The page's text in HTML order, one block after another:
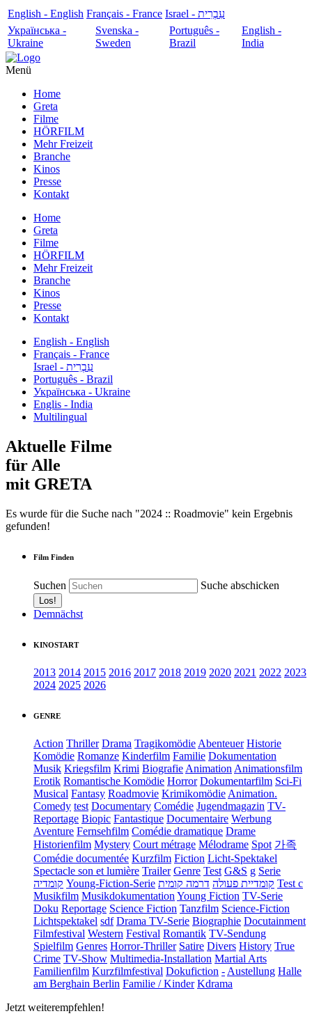
English - English Français - France
עִבְרִית - Israel
Українська -
Ukraine
Svenska -
Sweden
Português -
Brazil
English -
India
Menü
Home
Greta
Filme
HÖRFILM
Mehr Freizeit
Branche
Kinos
Presse
Kontakt
Home
Greta
Filme
HÖRFILM
Mehr Freizeit
Branche
Kinos
Presse
Kontakt
English - English
Français - France
עִבְרִית - Israel
Português - Brazil
Українська - Ukraine
Englis - India
Multilingual
Aktuelle Filme
für Alle
mit GRETA
Es wurde für die Suche nach "2024 :: Roadmovie" kein Ergebnis
gefunden!
Film Finden
Suchen Suche abschicken
Demnächst
KINOSTART
2013 2014 2015 2016 2017 2018 2019 2020 2021 2022 2023
2024 2025 2026
GENRE
Action Thriller Drama Tragikomödie Abenteuer Historie
Komödie Romanze Kinderfilm Familie Dokumentation
Musik Kriegsfilm Krimi Biografie Animation Animationsfilm
Erotik Romantische Komödie Horror Dokumentarfilm Sci-Fi
Musical Fantasy Roadmovie Krimikomödie Animation.
Comedy test Documentary Comédie Jugendmagazin TV-
Reportage Biopic Fantastique Documentaire Werbung
Aventure Fernsehfilm Comédie dramatique Drame
Historienfilm Mystery Court métrage Mélodrame Spot 가족
Comédie documentée Kurzfilm Fiction Licht-Spektakel
Spectacle son et lumière Trailer Genre Test G&S g Serie
קומדיה Young-Fiction-Serie קומדיית פעולה דרמה קומית
Test c
Musikfilm Musikdokumentation Young Fiction TV-Serie
Doku Reportage Science Fiction Tanzfilm Science-Fiction
Lichtspektakel sdf Drama TV-Serie Biographie Docutainment
Filmfestival Western Festival Romantik TV-Sendung
Spielfilm Genres Horror-Thriller Satire Divers History True
Crime TV-Show Multimedia-Installation Martial Arts
Familienfilm Kurzfilmfestival Dokufiction - Austellung Halle
am Berghain Berlin Familie / Kinder Kdrama
Jetzt weiterempfehlen!